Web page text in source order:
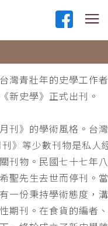
灣青壯年的史學工作
史學》正式出刊。
刊》的學術風格。台
》等少數刊物是私人
刊物。民國七十七年
聖先生去世而停刊。
一份秉持學術態度，
期刊。在食貨的編者